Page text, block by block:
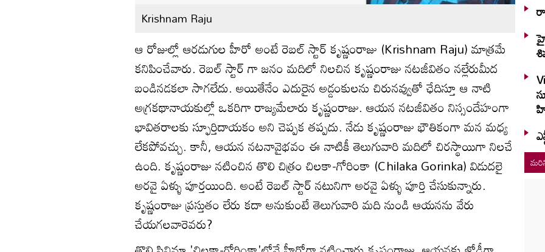
Krishnam Raju
ఆ రోజుల్లో ఆరడుగుల హీరో అంటే రెబల్ స్టార్ కృష్ణంరాజు (Krishnam Raju) మాత్రమే
కనిపించేవారు. రెబల్ స్టార్ గా జనం మదిలో నిలచిన కృష్ణంరాజు నటజీవితం నల్లేరుమీద
బండినడకలా సాగలేదు. అయితేనేం ఎదురైన అడ్డంకులను చిరునవ్వుతో ఛేదిస్తూ ఆ నాటి
అగ్రకథానాయకుల్లో ఒకరిగా రాజ్యమేలారు కృష్ణంరాజు. ఆయన నటజీవితం నిస్సందేహంగా
భావితరాలకు స్ఫూర్తిదాయకం అని చెప్పక తప్పదు. నేడు కృష్ణంరాజు భౌతికంగా మన మధ్య
లేకపోవచ్చు. కానీ, ఆయన నటనావైభవం ఈ నాటికీ తెలుగువారి మదిలో చిరస్థాయిగా నిలచే
ఉంది. కృష్ణంరాజు నటించిన తొలి చిత్రం చిలకా-గోరింకా (Chilaka Gorinka) విడుదలై
అరవై ఏళ్ళు పూర్తయింది. అంటే రెబల్ స్టార్ నటునిగా అరవై ఏళ్ళు పూర్తి చేసుకున్నారు.
కృష్ణంరాజు ప్రస్తుతం లేరు కదా అనుకుంటే తెలుగువారి మది నుండి ఆయనను వేరు
చేయగలవారెవరు?